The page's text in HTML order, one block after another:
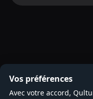
Vos préférences
Avec votre accord,